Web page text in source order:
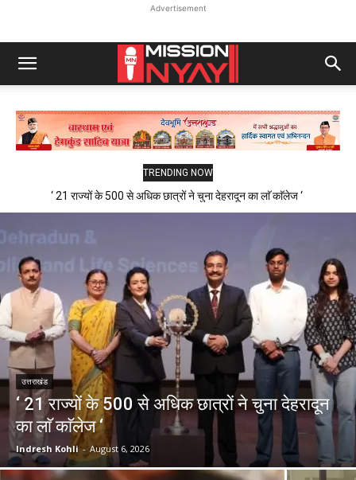
Advertisement
TRENDING NOW
‘ 21 राज्यों के 500 से अधिक छात्रों ने चुना देहरादून का लाॅ काॅलेज ‘
उत्तराखंड
‘ 21 राज्यों के 500 से अधिक छात्रों ने चुना देहरादून
का लाॅ काॅलेज ‘
Indresh Kohli - August 6, 2026